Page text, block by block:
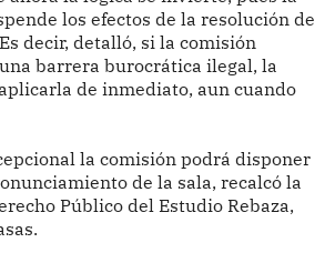
los efectos de la resolución de
decir, detalló, si la comisión
barrera burocrática ilegal, la
de inmediato, aun cuando
la comisión podrá disponer
de la sala, recalcó la
Público del Estudio Rebaza,